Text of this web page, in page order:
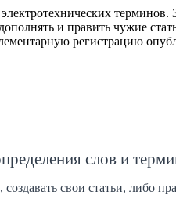
терминов.
и править чужие
регистрацию
слов и
создавать свои статьи, либо